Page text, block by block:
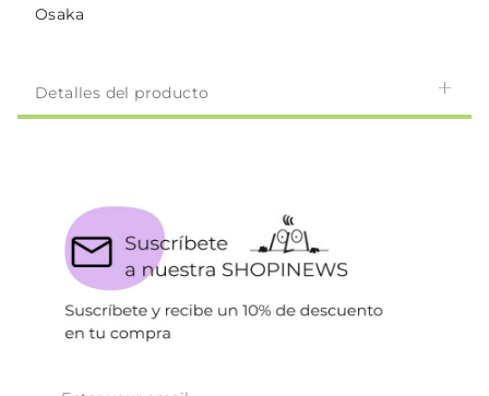
Osaka
Detalles del producto